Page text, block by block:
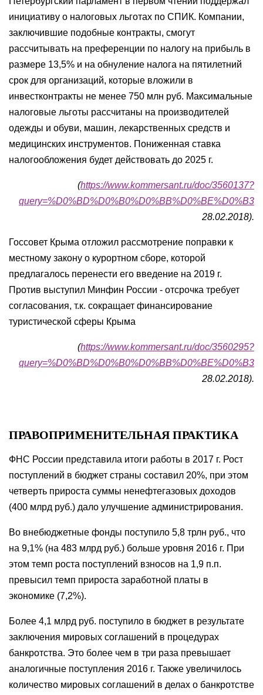
инициативу о налоговых льготах по СПИК. Компании,
заключившие подобные контракты, смогут
рассчитывать на преференции по налогу на прибыль в
размере 13,5% и на обнуление налога на пятилетний
срок для организаций, которые вложили в
инвестконтракты не менее 750 млн руб. Максимальные
налоговые льготы рассчитаны на производителей
одежды и обуви, машин, лекарственных средств и
медицинских инструментов. Пониженная ставка
налогообложения будет действовать до 2025 г.
(https://www.kommersant.ru/doc/3560137?
query=%D0%BD%D0%B0%D0%BB%D0%BE%D0%B3
28.02.2018).
Госсовет Крыма отложил рассмотрение поправки к
местному закону о курортном сборе, которой
предлагалось перенести его введение на 2019 г.
Против выступил Минфин России - отсрочка требует
согласования, т.к. сокращает финансирование
туристической сферы Крыма
(https://www.kommersant.ru/doc/3560295?
query=%D0%BD%D0%B0%D0%BB%D0%BE%D0%B3
28.02.2018).
ПРАВОПРИМЕНИТЕЛЬНАЯ ПРАКТИКА
ФНС России представила итоги работы в 2017 г. Рост
поступлений в бюджет страны составил 20%, при этом
четверть прироста суммы ненефтегазовых доходов
(400 млрд руб.) дало улучшение администрирования.
Во внебюджетные фонды поступило 5,8 трлн руб., что
на 9,1% (на 483 млрд руб.) больше уровня 2016 г. При
этом темп роста поступлений взносов на 1,9 п.п.
превысил темп прироста заработной платы в
экономике (7,2%).
Более 4,1 млрд руб. поступило в бюджет в результате
заключения мировых соглашений в процедурах
банкротства. Это более чем в три раза превышает
аналогичные поступления 2016 г. Также увеличилось
количество мировых соглашений в делах о банкротстве